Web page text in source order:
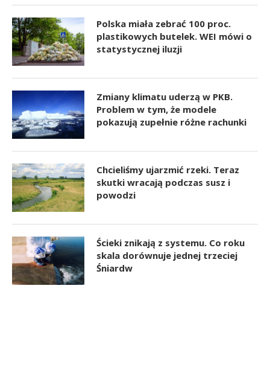
Polska miała zebrać 100 proc.
plastikowych butelek. WEI mówi o
statystycznej iluzji
Zmiany klimatu uderzą w PKB.
Problem w tym, że modele
pokazują zupełnie różne rachunki
Chcieliśmy ujarzmić rzeki. Teraz
skutki wracają podczas susz i
powodzi
Ścieki znikają z systemu. Co roku
skala dorównuje jednej trzeciej
Śniardw